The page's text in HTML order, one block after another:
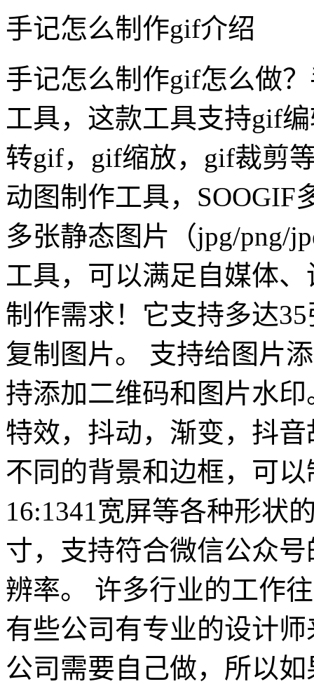
手记怎么制作gif介绍
手记怎么制作gif怎么做
工具，这款工具支持gif
转gif，gif缩放，gif裁剪
动图制作工具，SOOGIF
多张静态图片（jpg/png/
工具，可以满足自媒体
制作需求！它支持多达
复制图片。 支持给图片
持添加二维码和图片水
特效，抖动，渐变，抖
不同的背景和边框，可
16:1341宽屏等各种形状
寸，支持符合微信公众
辨率。 许多行业的工作
有些公司有专业的设计
公司需要自己做，所以